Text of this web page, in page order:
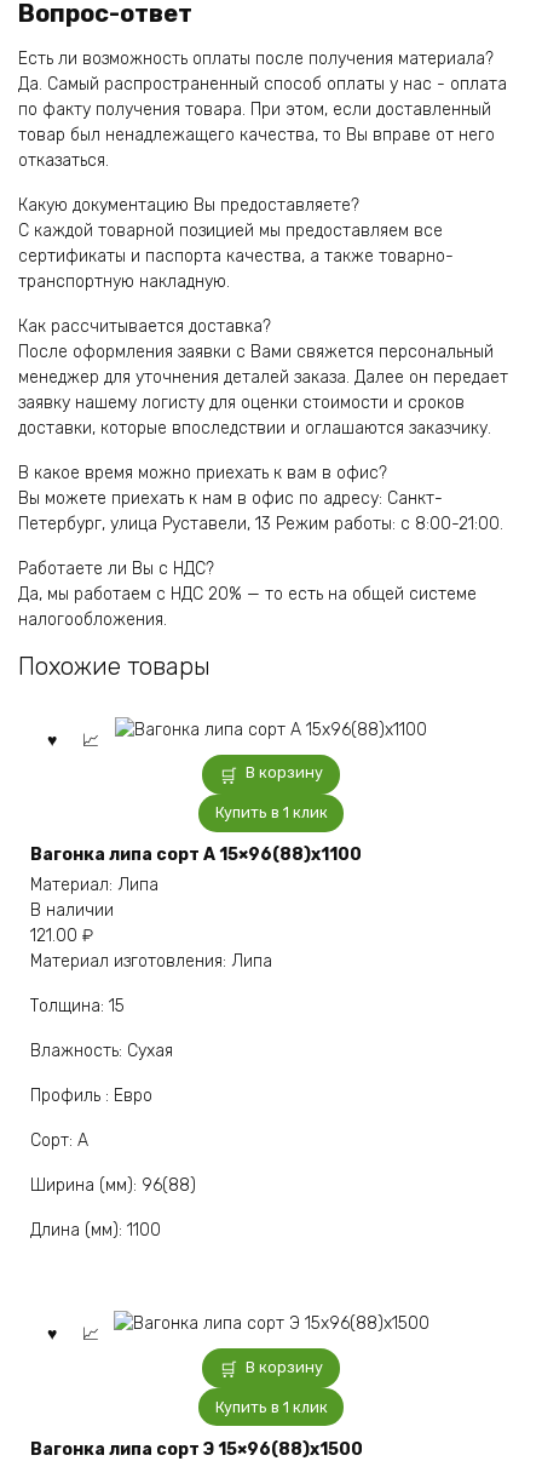
Вопрос-ответ
Есть ли возможность оплаты после получения материала?
Да. Самый распространенный способ оплаты у нас - оплата
по факту получения товара. При этом, если доставленный
товар был ненадлежащего качества, то Вы вправе от него
отказаться.
Какую документацию Вы предоставляете?
С каждой товарной позицией мы предоставляем все
сертификаты и паспорта качества, а также товарно-
транспортную накладную.
Как рассчитывается доставка?
После оформления заявки с Вами свяжется персональный
менеджер для уточнения деталей заказа. Далее он передает
заявку нашему логисту для оценки стоимости и сроков
доставки, которые впоследствии и оглашаются заказчику.
В какое время можно приехать к вам в офис?
Вы можете приехать к нам в офис по адресу: Санкт-
Петербург, улица Руставели, 13 Режим работы: с 8:00-21:00.
Работаете ли Вы с НДС?
Да, мы работаем с НДС 20% — то есть на общей системе
налогообложения.
Похожие товары
В корзину
Купить в 1 клик
Вагонка липа сорт А 15×96(88)x1100
Материал: Липа
В наличии
121.00 ₽
Материал изготовления: Липа
Толщина: 15
Влажность: Сухая
Профиль : Евро
Сорт: А
Ширина (мм): 96(88)
Длина (мм): 1100
В корзину
Купить в 1 клик
Вагонка липа сорт Э 15×96(88)x1500